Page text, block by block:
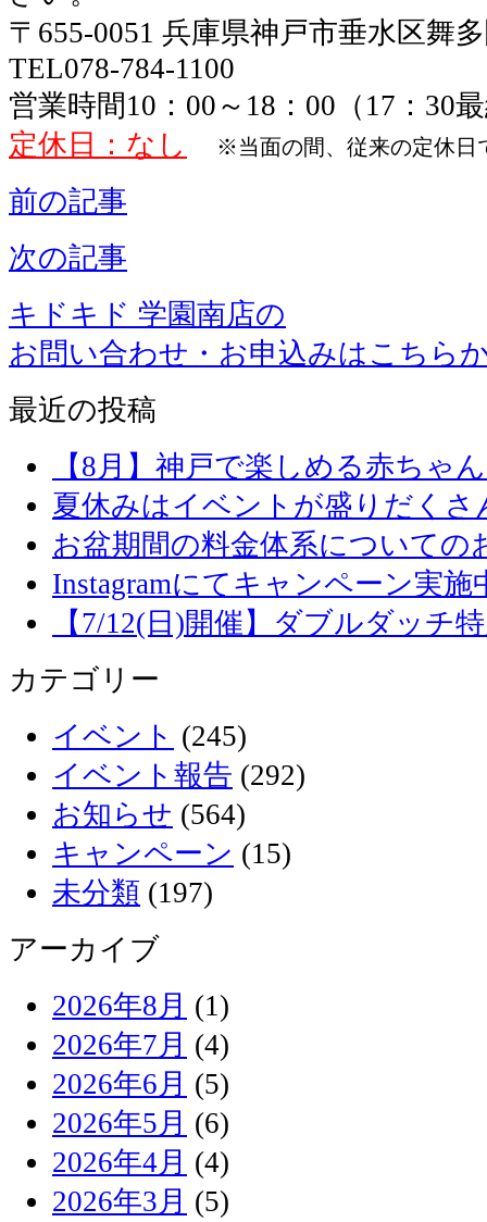
〒655-0051 兵庫県神戸市垂水区舞
TEL078-784-1100
営業時間10：00～18：00（17：30
定休日：なし
※当面の間、従来の定休日
前の記事
次の記事
キドキド 学園南店の
お問い合わせ・お申込みはこちら
最近の投稿
【8月】神戸で楽しめる赤ちゃ
夏休みはイベントが盛りだくさ
お盆期間の料金体系についての
Instagramにてキャンペーン実施
【7/12(日)開催】ダブルダッチ
カテゴリー
イベント (245)
イベント報告 (292)
お知らせ (564)
キャンペーン (15)
未分類 (197)
アーカイブ
2026年8月 (1)
2026年7月 (4)
2026年6月 (5)
2026年5月 (6)
2026年4月 (4)
2026年3月 (5)